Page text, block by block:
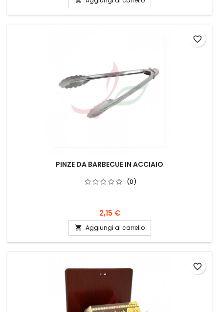
PINZE DA BARBECUE IN ACCIAIO
(0)
2,15 €
 Aggiungi al carrello
favorite_border
favorite_border